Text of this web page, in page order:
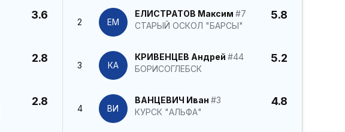
3.6
2.8
2.8
2 ЕМ
ЕЛИСТРАТОВ Максим #7
СТАРЫЙ ОСКОЛ "БАРСЫ"
5.8
3 КА
КРИВЕНЦЕВ Андрей #44
БОРИСОГЛЕБСК
5.2
4 ВИ
ВАНЦЕВИЧ Иван #3
КУРСК "АЛЬФА"
4.8